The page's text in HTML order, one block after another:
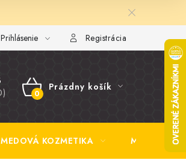
Obchodné podmienky Ochrana
Prihlásenie Registrácia
NÁKUPNÝ
KOŠÍK
Prázdny košík
MEDOVÁ KOZMETIKA MEDOVINA